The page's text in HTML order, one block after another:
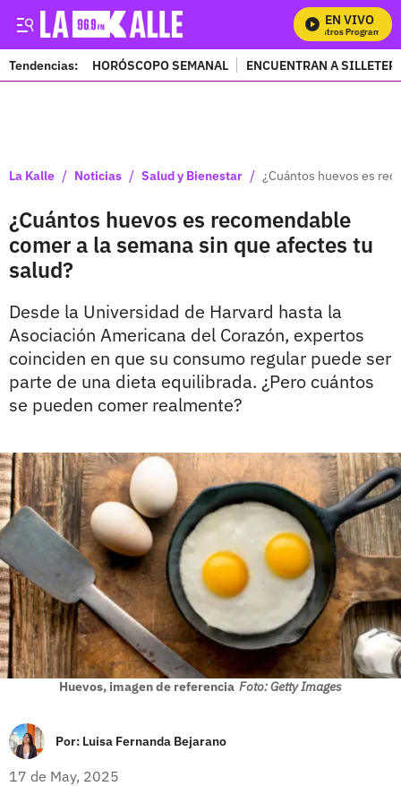
EN VIVO
Tendencias: HORÓSCOPO SEMANAL ENCUENTRAN A
La Kalle / Noticias / Salud y Bienestar / ¿Cuántos huevos es
¿Cuántos huevos es recomendable
comer a la semana sin que afectes tu
salud?
Desde la Universidad de Harvard hasta la
Asociación Americana del Corazón, expertos
coinciden en que su consumo regular puede ser
parte de una dieta equilibrada. ¿Pero cuántos
se pueden comer realmente?
Huevos, imagen de referencia Foto: Getty Images
Por: Luisa Fernanda Bejarano
17 de May, 2025